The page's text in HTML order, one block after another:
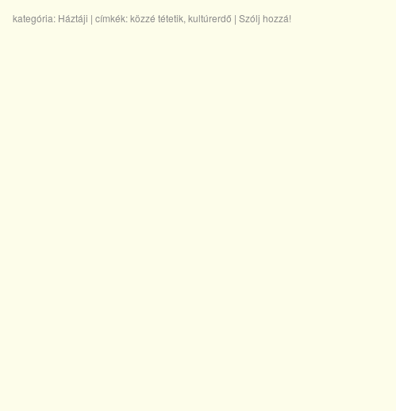
kategória: Háztáji | címkék:közzé tétetik, kultúrerdő | Szólj hozzá!